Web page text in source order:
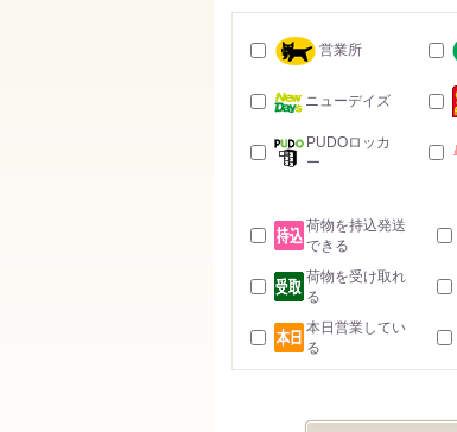
営業所
ニューデイズ
PUDOロッカ
ー
荷物を持込発送
できる
荷物を受け取れ
る
本日営業してい
る